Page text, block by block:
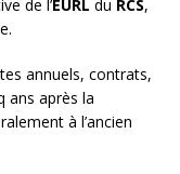
de l’EURL du RCS,
annuels, contrats,
ans après la
à l’ancien